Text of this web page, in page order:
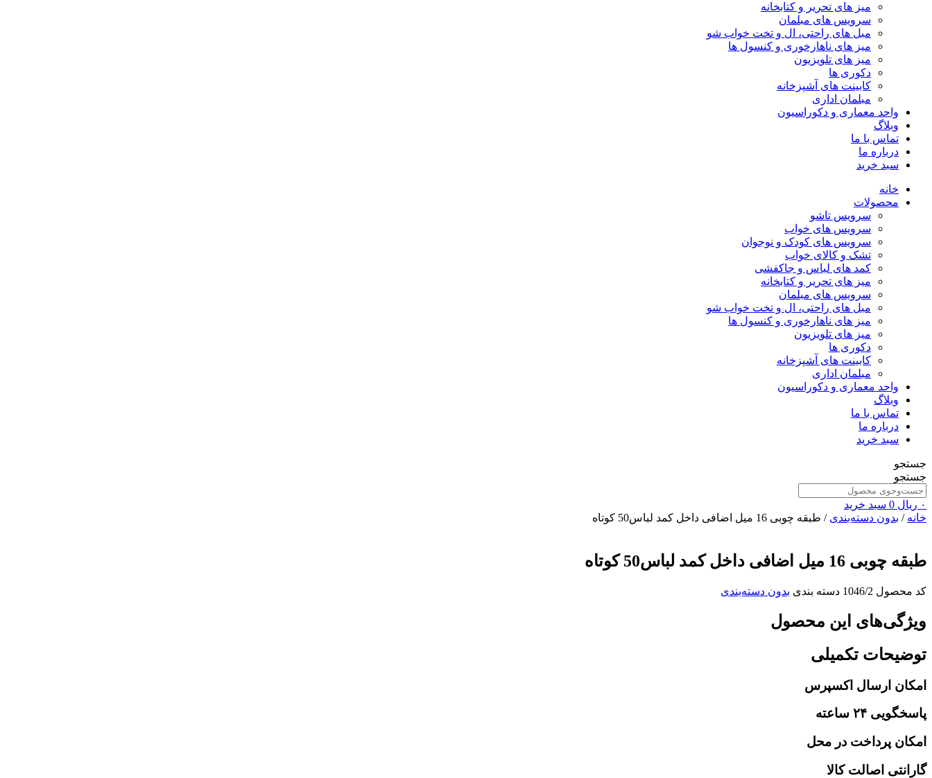
میز های تحریر و کتابخانه
سرویس های مبلمان
مبل های راحتی، ال و تخت خواب شو
میز های ناهارخوری و کنسول ها
میز های تلویزیون
دکوری ها
کابینت های آشپزخانه
مبلمان اداری
واحد معماری و دکوراسیون
وبلاگ
تماس با ما
درباره ما
سبد خرید
خانه
محصولات
سرویس تاشو
سرویس های خواب
سرویس های کودک و نوجوان
تشک و کالای خواب
کمد های لباس و جاکفشی
میز های تحریر و کتابخانه
سرویس های مبلمان
مبل های راحتی، ال و تخت خواب شو
میز های ناهارخوری و کنسول ها
میز های تلویزیون
دکوری ها
کابینت های آشپزخانه
مبلمان اداری
واحد معماری و دکوراسیون
وبلاگ
تماس با ما
درباره ما
سبد خرید
جستجو
جستجو
۰ ریال 0 سبد خرید
خانه / بدون دسته‌بندی / طبقه چوبی 16 میل اضافی داخل کمد لباس50 کوتاه
طبقه چوبی 16 میل اضافی داخل کمد لباس50 کوتاه
کد محصول 1046/2 دسته بندی بدون دسته‌بندی
ویژگی‌های این محصول
توضیحات تکمیلی
امکان ارسال اکسپرس
پاسخگویی ۲۴ ساعته
امکان پرداخت در محل
گارانتی اصالت کالا